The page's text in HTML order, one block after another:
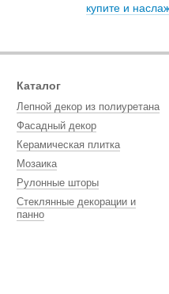
купите и
Каталог
Лепной декор из полиуретана
Фасадный декор
Керамическая плитка
Мозаика
Рулонные шторы
Стеклянные декорации и
панно